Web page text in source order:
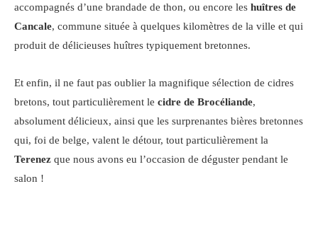
accompagnés d’une brandade de thon, ou encore les huîtres de
Cancale, commune située à quelques kilomètres de la ville et qui
produit de délicieuses huîtres typiquement bretonnes.
Et enfin, il ne faut pas oublier la magnifique sélection de cidres
bretons, tout particulièrement le cidre de Brocéliande,
absolument délicieux, ainsi que les surprenantes bières bretonnes
qui, foi de belge, valent le détour, tout particulièrement la
Terenez que nous avons eu l’occasion de déguster pendant le
salon !